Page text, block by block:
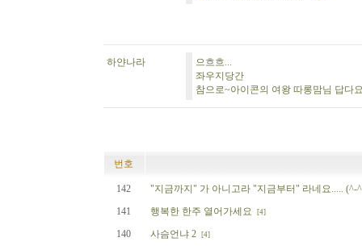
하얀나라
으흐흐...
좌우지당간
참으로~아이콘의 여왕 따롱맘님 답다
번호
142
"지금까지" 가 아니고라 "지금부터" 라네요..... (^-
141
행복한 한주 열어가세요 [4]
140 사슴언냐 2 [4]